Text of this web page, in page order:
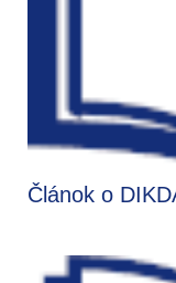
Článok o